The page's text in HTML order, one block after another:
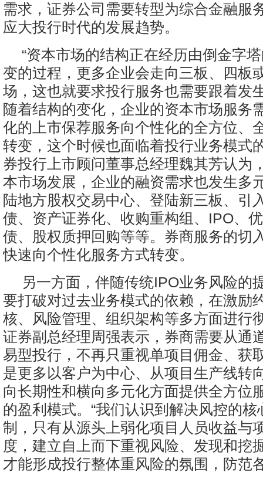
需求，证券公司需要转型为综合金融服
应大投行时代的发展趋势。
“资本市场的结构正在经历由倒金字
变的过程，更多企业会走向三板、四板
场，这也就要求投行服务也需要跟着发
随着结构的变化，企业的资本市场服务
化的上市保荐服务向个性化的全方位、
转变，这个时候也面临着投行业务模式
券投行上市顾问董事总经理魏其芳认为
本市场发展，企业的融资需求也发生多
陆地方股权交易中心、登陆新三板、引
债、资产证券化、收购重构组、IPO、
债、股权质押回购等等。券商服务的切
快速向个性化服务方式转变。
另一方面，伴随传统IPO业务风险的
要打破对过去业务模式的依赖，在激励
核、风险管理、组织架构等多方面进行
证券副总经理周强表示，券商需要从通
易型投行，不再只重视单项目佣金、获
是更多以客户为中心、从项目生产线转
向长期性和横向多元化方面提供全方位
的盈利模式。“我们认识到解决风控的
制，只有从源头上弱化项目人员收益与
度，建立自上而下重视风险、发现和挖
才能形成投行整体重风险的氛围，防范